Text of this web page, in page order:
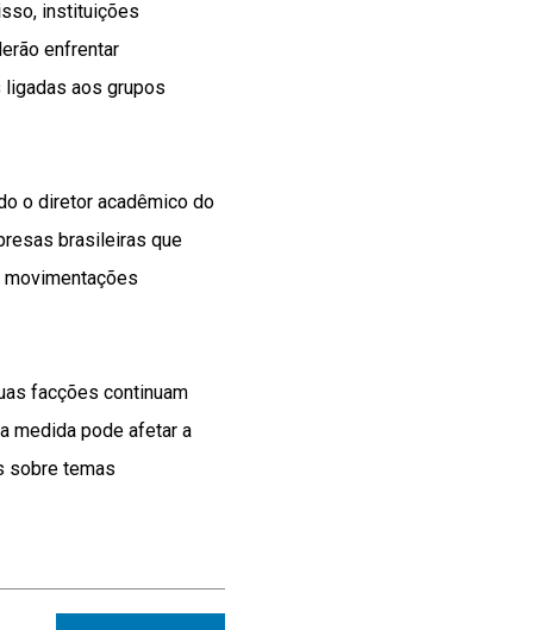
instituições
enfrentar
aos grupos
o diretor acadêmico do
brasileiras que
facções continuam
medida pode afetar a
sobre temas